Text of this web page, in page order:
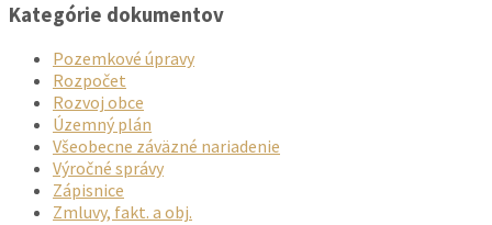
Kategórie dokumentov
Pozemkové úpravy
Rozpočet
Rozvoj obce
Územný plán
Všeobecne záväzné nariadenie
Výročné správy
Zápisnice
Zmluvy, fakt. a obj.